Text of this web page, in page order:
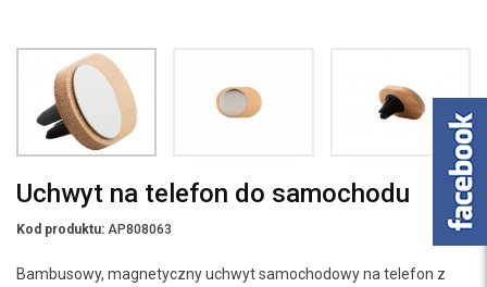
Uchwyt na telefon do samochodu
Kod produktu: AP808063
Bambusowy, magnetyczny uchwyt samochodowy na telefon z